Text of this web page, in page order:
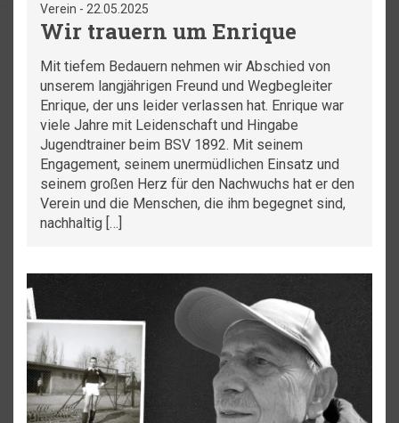
Verein - 22.05.2025
Wir trauern um Enrique
Mit tiefem Bedauern nehmen wir Abschied von
unserem langjährigen Freund und Wegbegleiter
Enrique, der uns leider verlassen hat. Enrique war
viele Jahre mit Leidenschaft und Hingabe
Jugendtrainer beim BSV 1892. Mit seinem
Engagement, seinem unermüdlichen Einsatz und
seinem großen Herz für den Nachwuchs hat er den
Verein und die Menschen, die ihm begegnet sind,
nachhaltig […]